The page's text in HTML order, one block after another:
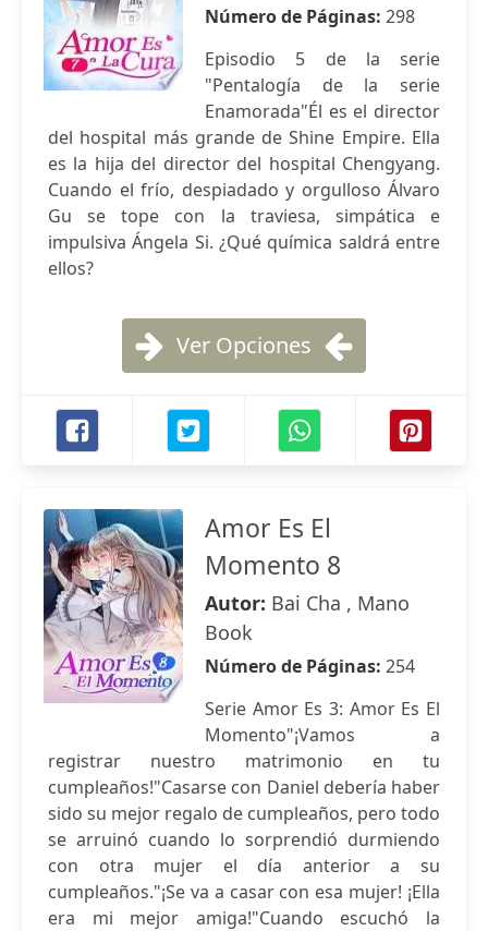
Número de Páginas: 298
Episodio 5 de la serie
"Pentalogía de la serie
Enamorada"Él es el director
del hospital más grande de Shine Empire. Ella
es la hija del director del hospital Chengyang.
Cuando el frío, despiadado y orgulloso Álvaro
Gu se tope con la traviesa, simpática e
impulsiva Ángela Si. ¿Qué química saldrá entre
ellos?
Ver Opciones
Amor Es El
Momento 8
Autor: Bai Cha , Mano
Book
Número de Páginas: 254
Serie Amor Es 3: Amor Es El
Momento"¡Vamos a
registrar nuestro matrimonio en tu
cumpleaños!"Casarse con Daniel debería haber
sido su mejor regalo de cumpleaños, pero todo
se arruinó cuando lo sorprendió durmiendo
con otra mujer el día anterior a su
cumpleaños."¡Se va a casar con esa mujer! ¡Ella
era mi mejor amiga!"Cuando escuchó la